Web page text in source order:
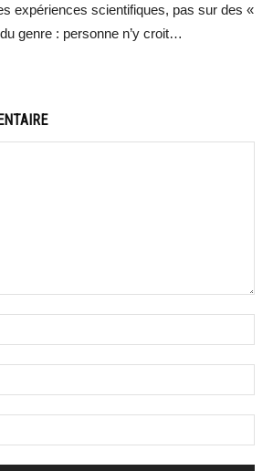
expériences scientifiques, pas sur des «
genre : personne n’y croit…